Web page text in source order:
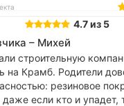
4.7 из 5
– Михей
строительную
на Крамб. Родители
резиновое
даже если кто и упадет,